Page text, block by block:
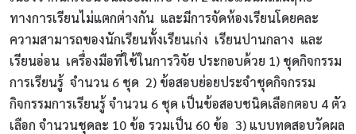
ทางการเรียนไม่แตกต่างกัน และมีการจัดห้องเรียนโดยคละ
ความสามารถของนักเรียนทั้งเรียนเก่ง เรียนปานกลาง และ
เรียนอ่อน เครื่องมือที่ใช้ในการวิจัย ประกอบด้วย 1) ชุดกิจกรรม
การเรียนรู้ จำนวน 6 ชุด 2) ข้อสอบย่อยประจำชุดกิจกรรม
กิจกรรมการเรียนรู้ จำนวน 6 ชุด เป็นข้อสอบชนิดเลือกตอบ 4 ตัว
เลือก จำนวนชุดละ 10 ข้อ รวมเป็น 60 ข้อ 3) แบบทดสอบวัดผล